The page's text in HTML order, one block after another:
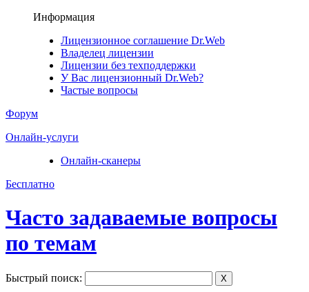
Информация
Лицензионное соглашение Dr.Web
Владелец лицензии
Лицензии без техподдержки
У Вас лицензионный Dr.Web?
Частые вопросы
Форум
Онлайн-услуги
Онлайн-сканеры
Бесплатно
Часто задаваемые вопросы
по темам
Быстрый поиск: X